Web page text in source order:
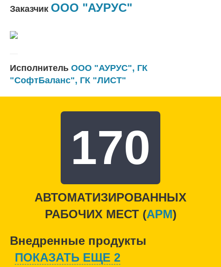
Заказчик ООО "АУРУС"
Исполнитель ООО "АУРУС", ГК
"СофтБаланс", ГК "ЛИСТ"
170
АВТОМАТИЗИРОВАННЫХ
РАБОЧИХ МЕСТ (APM)
Внедренные продукты
ПОКАЗАТЬ ЕЩЕ 2